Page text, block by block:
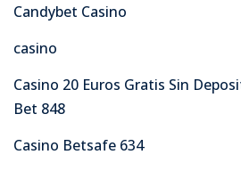
Candybet Casino
casino
Casino 20 Euros Gratis Sin
Bet 848
Casino Betsafe 634